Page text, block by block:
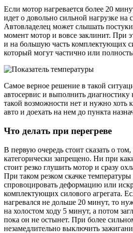
Если мотор нагревается более 20
идет о довольно сильной нагрузке на
Автовладелец может слышать
момент мотор и вовсе заклинит. При
и на большую часть комплектующих
который могут частично или
Самое верное решение в такой
автосервис и выполнить диагностику
такой возможности нет и нужно хоть
авто и доехать на нем до пункта
Что делать при перегреве
В первую очередь стоит сказать о том,
категорически запрещено. Ни при
стоит резко глушить мотор и сразу
При таком резком скачке
спровоцировать деформацию или
комплектующих силового агрегата.
нагревался не дольше 20 минут, то
на холостом ходу 5 минут, а потом
пока он не остынет. При более
незамедлительно выключить